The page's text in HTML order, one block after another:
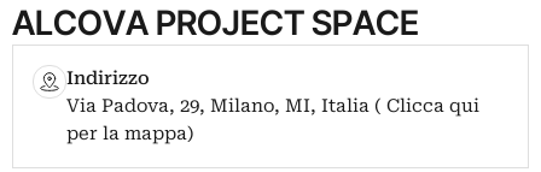
ALCOVA PROJECT SPACE
Indirizzo
Via Padova, 29, Milano, MI, Italia ( Clicca qui
per la mappa)